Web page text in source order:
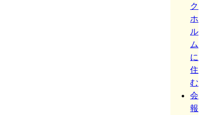
ク
ホ
ル
ム
に
住
む
会
報